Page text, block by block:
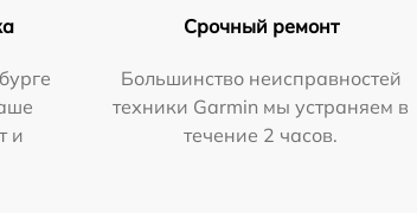
и
Срочный ремонт
Большинство неисправностей
техники Garmin мы устраняем в
течение 2 часов.